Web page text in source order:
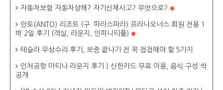
자동차보험 자동차상해? 자기신체사고? 무엇으로?
안토(ANTO) 리조트 (구. 파라스파라) 프라나오너스 회원 전용 1
박 2일 후기 (객실, 라운지, 인피니티풀)
테슬라 무상수리 후기, 보증 끝나기 전 꼭 점검해야 할 5가지
인처공항 마티나 라운지 후기ㅣ신한카드 무료 이용, 음식 구성 싹
공개